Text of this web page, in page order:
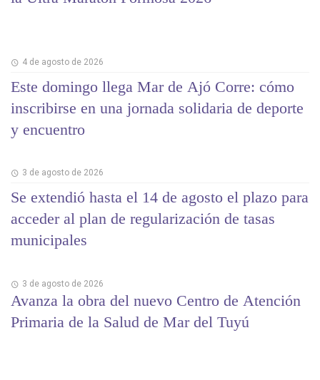
4 de agosto de 2026
Este domingo llega Mar de Ajó Corre: cómo
inscribirse en una jornada solidaria de deporte
y encuentro
3 de agosto de 2026
Se extendió hasta el 14 de agosto el plazo para
acceder al plan de regularización de tasas
municipales
3 de agosto de 2026
Avanza la obra del nuevo Centro de Atención
Primaria de la Salud de Mar del Tuyú